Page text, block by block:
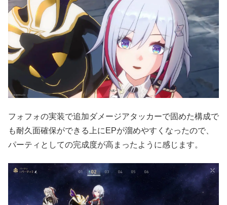
フォフォの実装で追加ダメージアタッカーで固めた構成で
も耐久面確保ができる上にEPが溜めやすくなったので、
パーティとしての完成度が高まったように感じます。